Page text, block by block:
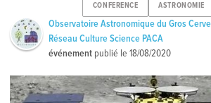
CONFERENCE ASTRONOMIE
Observatoire Astronomique du Gros
Réseau Culture Science PACA
événement publié le18/08/2020